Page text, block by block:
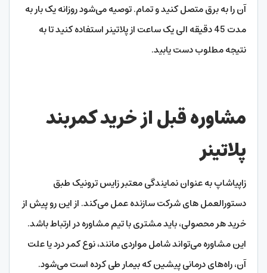
آن را به برق متصل کنید و تمام. توصیه می‌شود روزانه یک بار به
مدت 45 دقیقه الی یک ساعت از پلاتینر استفاده کنید تا به
نتیجه مطلوب دست یابید.
مشاوره قبل از خرید کمربند
پلاتینر
زاپیاشاپ به عنوان نمایندگی معتبر زایس ترونیک طبق
دستورالعمل های شرکت سازنده عمل می‌کند. از این رو پیش از
خرید هر محصولی، باید مشتری با تیم مشاوره در ارتباط باشد.
این مشاوره می‌تواند شامل مواردی مانند، نوع کمر درد یا علت
آن، راه‌های درمانی پیشین که بیمار طی کرده است می‌شود.